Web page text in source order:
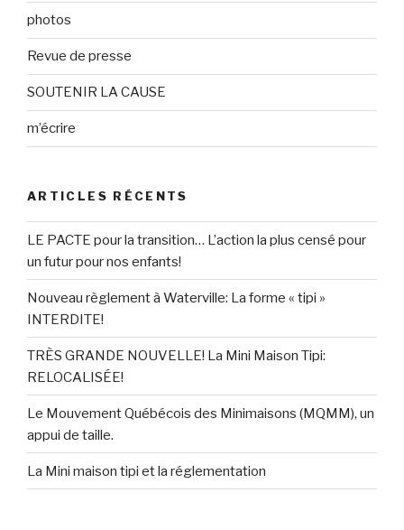
photos
Revue de presse
SOUTENIR LA CAUSE
m’écrire
ARTICLES RÉCENTS
LE PACTE pour la transition… L’action la plus censé pour
un futur pour nos enfants!
Nouveau règlement à Waterville: La forme « tipi »
INTERDITE!
TRÈS GRANDE NOUVELLE! La Mini Maison Tipi:
RELOCALISÉE!
Le Mouvement Québécois des Minimaisons (MQMM), un
appui de taille.
La Mini maison tipi et la réglementation